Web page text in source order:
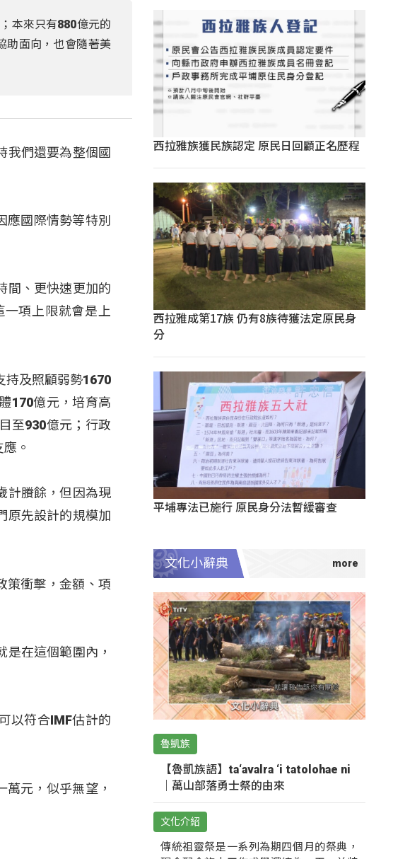
本來只有880億元的
助面向，也會隨著美
我們還要為整個國
國際情勢等特別
間、更快速更加的
項上限就會是上
持及照顧弱勢1670
170億元，培育高
至930億元；行政
。
計賸餘，但因為現
原先設計的規模加
策衝擊，金額、項
在這個範圍內，
以符合IMF估計的
元，似乎無望，
西拉雅族獲民族認定 原民日回顧正名歷程
西拉雅成第17族 仍有8族待獲法定原民身
分
平埔專法已施行 原民身分法暫緩審查
文化小辭典
魯凱族
【魯凱族語】ta‘avalra ‘i tatolohae ni
｜萬山部落勇士祭的由來
文化介紹
傳統祖靈祭是一系列為期四個月的祭典，